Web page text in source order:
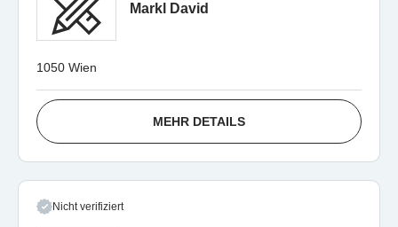
Markl David
1050 Wien
MEHR DETAILS
Nicht verifiziert